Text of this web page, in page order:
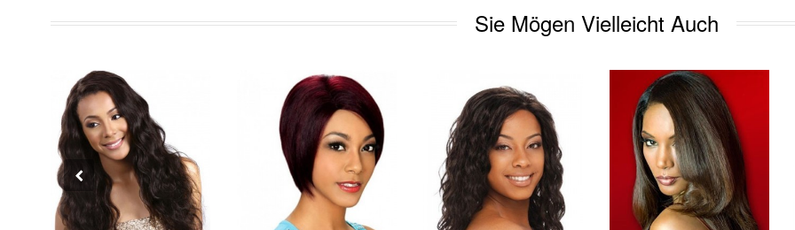
Sie Mögen Vielleicht Auch